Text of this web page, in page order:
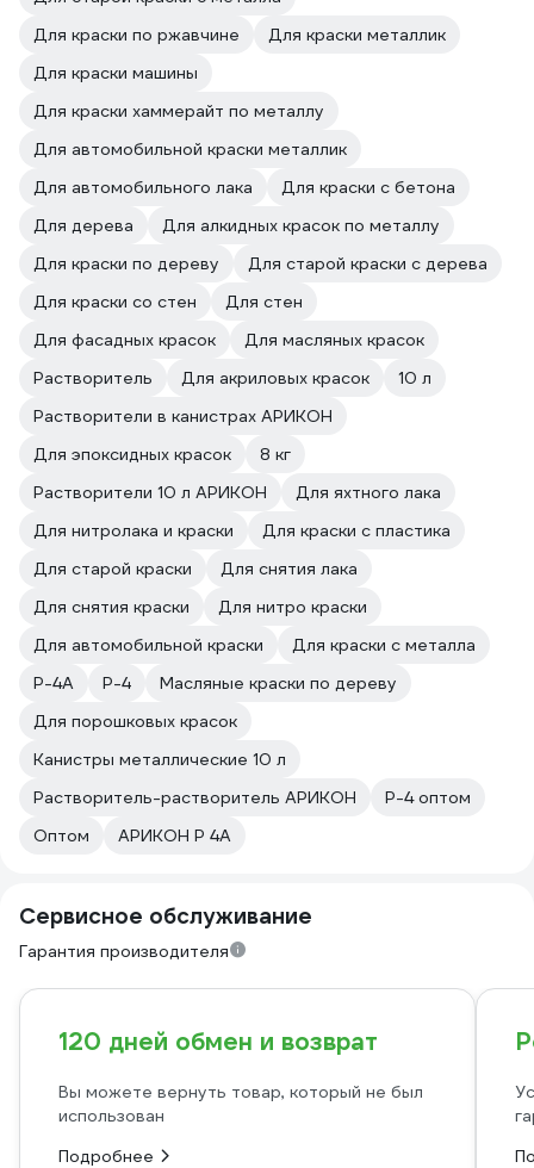
Для краски по ржавчине
Для краски металлик
Для краски машины
Для краски хаммерайт по металлу
Для автомобильной краски металлик
Для автомобильного лака
Для краски с бетона
Для дерева
Для алкидных красок по металлу
Для краски по дереву
Для старой краски с дерева
Для краски со стен
Для стен
Для фасадных красок
Для масляных красок
Растворитель
Для акриловых красок
10 л
Растворители в канистрах АРИКОН
Для эпоксидных красок
8 кг
Растворители 10 л АРИКОН
Для яхтного лака
Для нитролака и краски
Для краски с пластика
Для старой краски
Для снятия лака
Для снятия краски
Для нитро краски
Для автомобильной краски
Для краски с металла
Р-4А
P-4
Масляные краски по дереву
Для порошковых красок
Канистры металлические 10 л
Растворитель-растворитель АРИКОН
Р-4 оптом
Оптом
АРИКОН Р 4А
Сервисное обслуживание
Гарантия производителя
120 дней обмен и возврат
Вы можете вернуть товар, который не был
использован
Подробнее